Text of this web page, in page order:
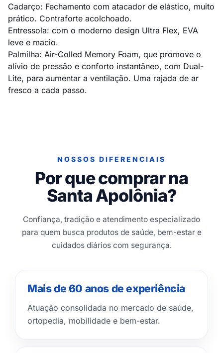
Cadarço: Fechamento com atacador de elástico, muito
prático. Contraforte acolchoado.
Entressola: com o moderno design Ultra Flex, EVA
leve e macio.
Palmilha: Air-Colled Memory Foam, que promove o
alívio de pressão e conforto instantâneo, com Dual-
Lite, para aumentar a ventilação. Uma rajada de ar
fresco a cada passo.
NOSSOS DIFERENCIAIS
Por que comprar na
Santa Apolônia?
Confiança, tradição e atendimento especializado
para quem busca produtos de saúde, bem-estar e
cuidados diários com segurança.
Mais de 60 anos de experiência
Atuação consolidada no mercado de saúde,
ortopedia, mobilidade e bem-estar.